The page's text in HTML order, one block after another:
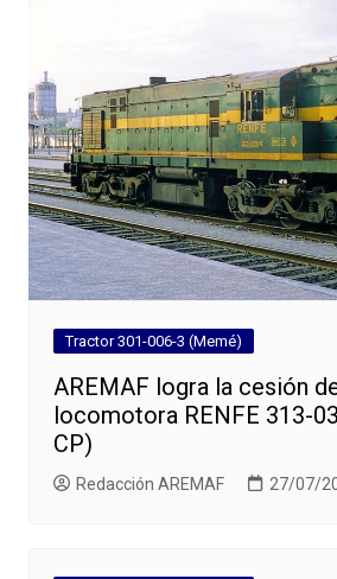
Tractor 301-006-3 (Memé)
AREMAF logra la cesión
locomotora RENFE 313-
CP)
Redacción AREMAF 27/07/